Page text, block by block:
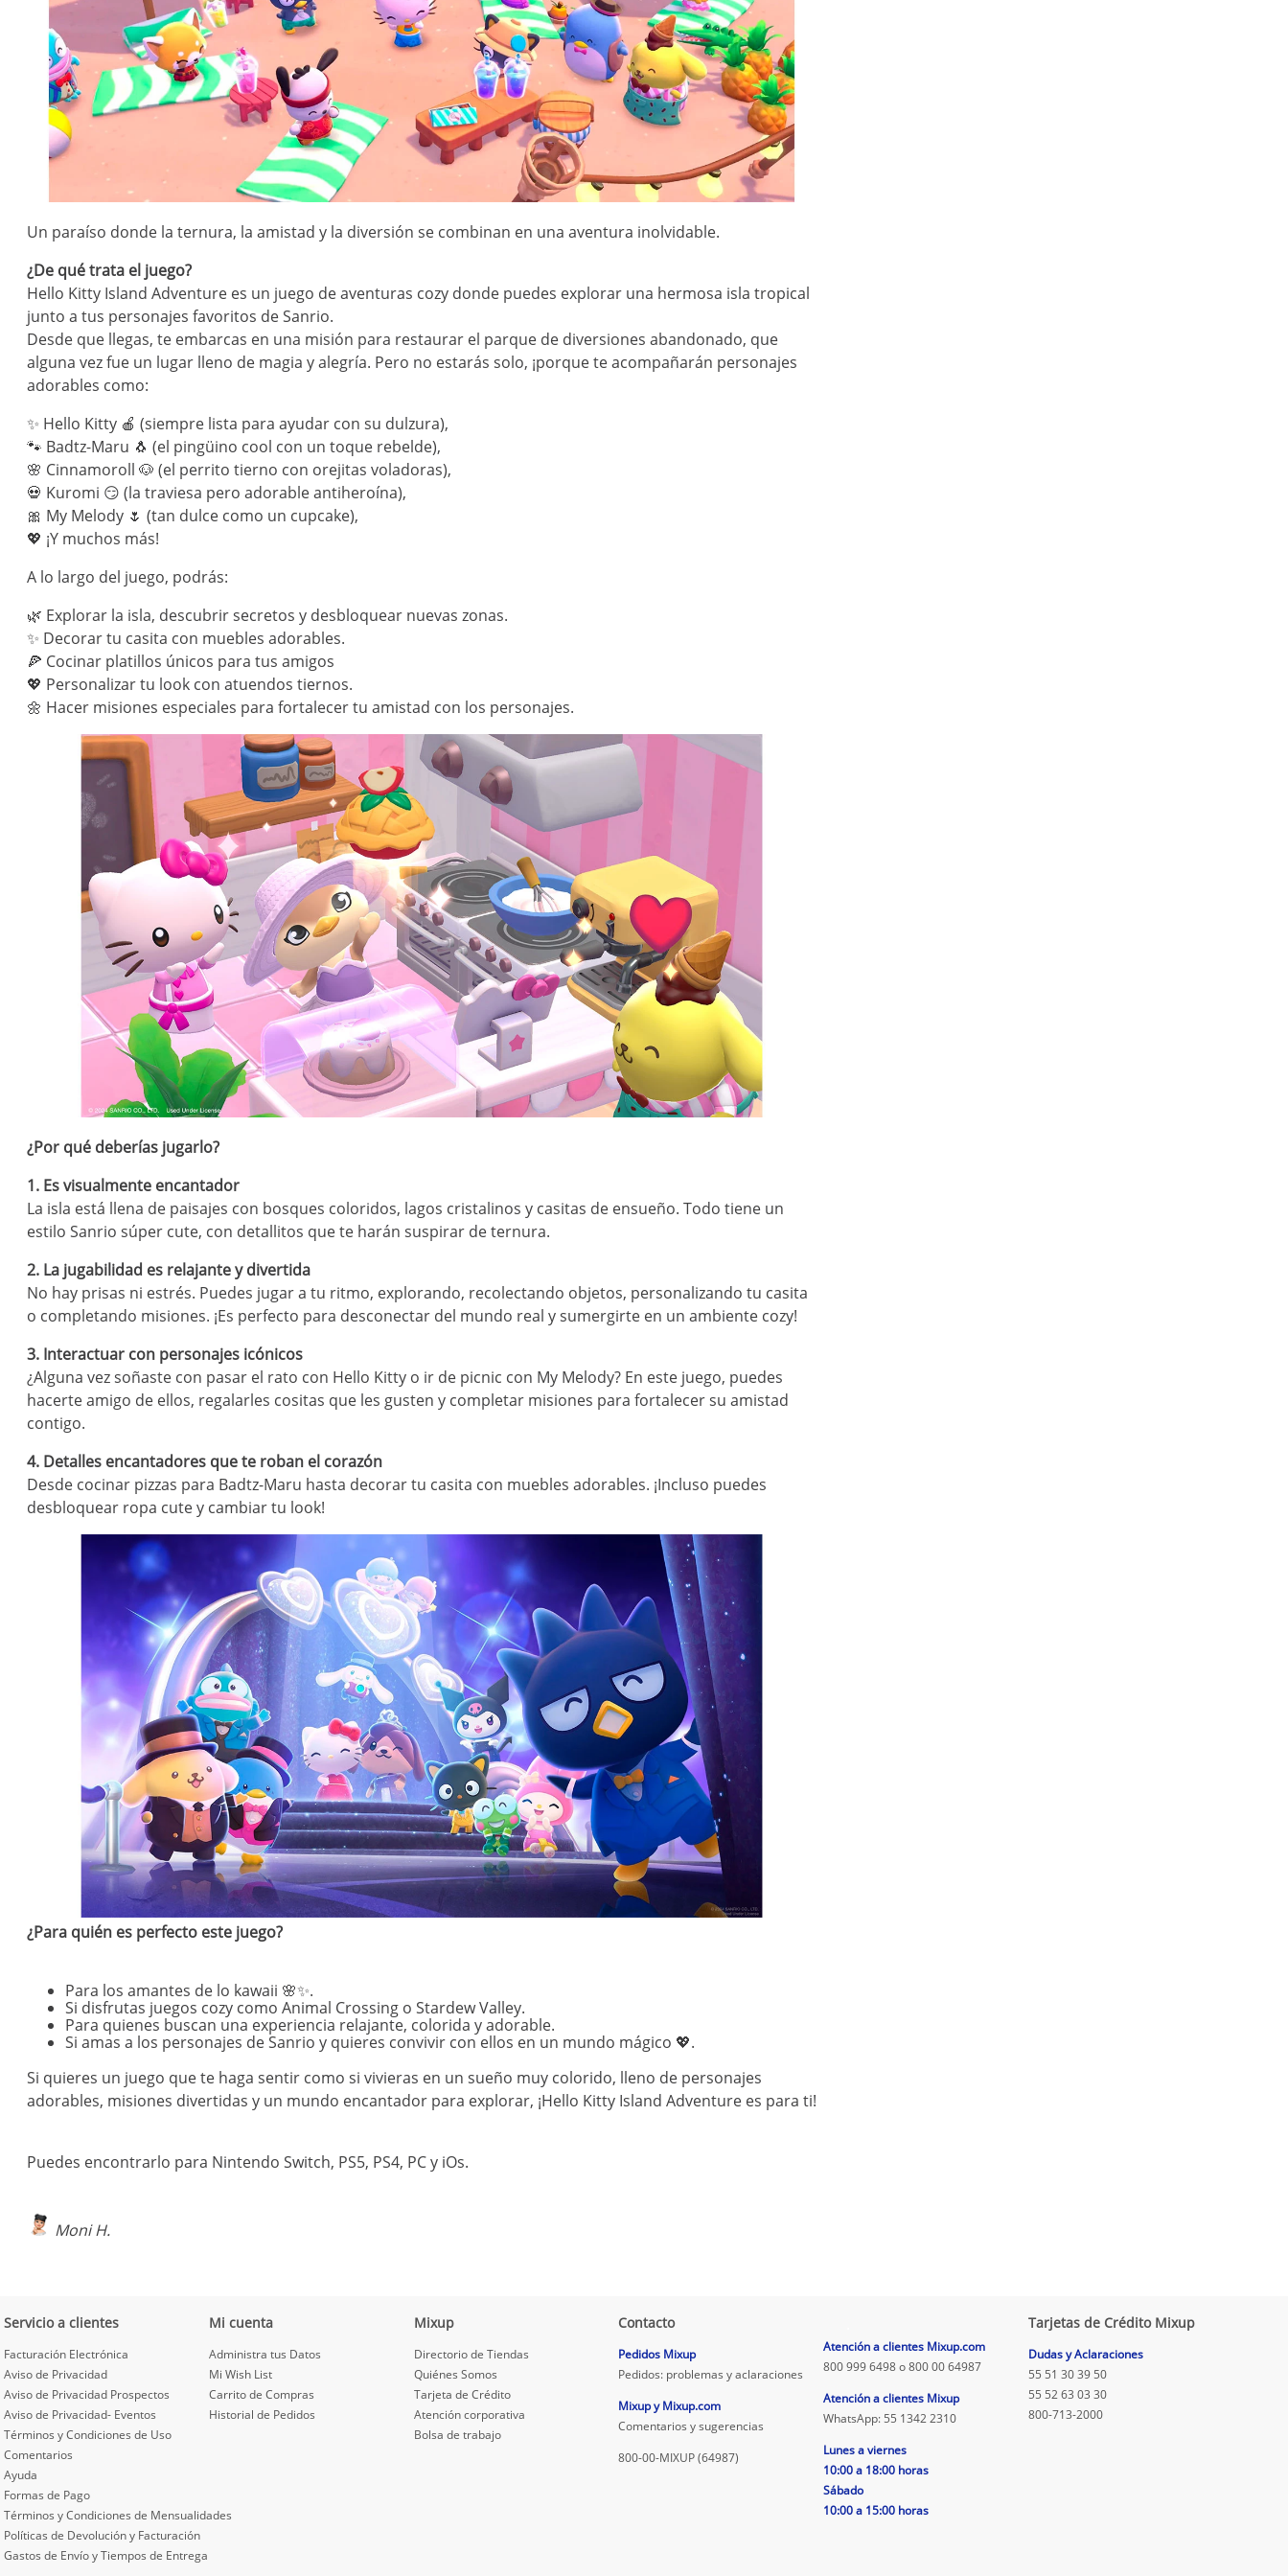
Un paraíso donde la ternura, la amistad y la diversión se combinan en una aventura inolvidable.
¿De qué trata el juego?
Hello Kitty Island Adventure es un juego de aventuras cozy donde puedes explorar una hermosa isla tropical
junto a tus personajes favoritos de Sanrio.
Desde que llegas, te embarcas en una misión para restaurar el parque de diversiones abandonado, que
alguna vez fue un lugar lleno de magia y alegría. Pero no estarás solo, ¡porque te acompañarán personajes
adorables como:
✨ Hello Kitty 🍎 (siempre lista para ayudar con su dulzura),
🐾 Badtz-Maru 🐧 (el pingüino cool con un toque rebelde),
🌸 Cinnamoroll 🐶 (el perrito tierno con orejitas voladoras),
💀 Kuromi 😏 (la traviesa pero adorable antiheroína),
🎀 My Melody 🌷 (tan dulce como un cupcake),
💖 ¡Y muchos más!
A lo largo del juego, podrás:
🌿 Explorar la isla, descubrir secretos y desbloquear nuevas zonas.
✨ Decorar tu casita con muebles adorables.
🍕 Cocinar platillos únicos para tus amigos
💖 Personalizar tu look con atuendos tiernos.
🌼 Hacer misiones especiales para fortalecer tu amistad con los personajes.
¿Por qué deberías jugarlo?
1. Es visualmente encantador
La isla está llena de paisajes con bosques coloridos, lagos cristalinos y casitas de ensueño. Todo tiene un
estilo Sanrio súper cute, con detallitos que te harán suspirar de ternura.
2. La jugabilidad es relajante y divertida
No hay prisas ni estrés. Puedes jugar a tu ritmo, explorando, recolectando objetos, personalizando tu casita
o completando misiones. ¡Es perfecto para desconectar del mundo real y sumergirte en un ambiente cozy!
3. Interactuar con personajes icónicos
¿Alguna vez soñaste con pasar el rato con Hello Kitty o ir de picnic con My Melody? En este juego, puedes
hacerte amigo de ellos, regalarles cositas que les gusten y completar misiones para fortalecer su amistad
contigo.
4. Detalles encantadores que te roban el corazón
Desde cocinar pizzas para Badtz-Maru hasta decorar tu casita con muebles adorables. ¡Incluso puedes
desbloquear ropa cute y cambiar tu look!
¿Para quién es perfecto este juego?
Para los amantes de lo kawaii 🌸✨.
Si disfrutas juegos cozy como Animal Crossing o Stardew Valley.
Para quienes buscan una experiencia relajante, colorida y adorable.
Si amas a los personajes de Sanrio y quieres convivir con ellos en un mundo mágico 💖.
Si quieres un juego que te haga sentir como si vivieras en un sueño muy colorido, lleno de personajes
adorables, misiones divertidas y un mundo encantador para explorar, ¡Hello Kitty Island Adventure es para ti!
Puedes encontrarlo para Nintendo Switch, PS5, PS4, PC y iOs.
Moni H.
Servicio a clientes
Facturación Electrónica
Aviso de Privacidad
Aviso de Privacidad Prospectos
Aviso de Privacidad- Eventos
Términos y Condiciones de Uso
Comentarios
Ayuda
Formas de Pago
Términos y Condiciones de Mensualidades
Políticas de Devolución y Facturación
Gastos de Envío y Tiempos de Entrega
Mi cuenta
Administra tus Datos
Mi Wish List
Carrito de Compras
Historial de Pedidos
Mixup
Directorio de Tiendas
Quiénes Somos
Tarjeta de Crédito
Atención corporativa
Bolsa de trabajo
Contacto
Pedidos Mixup
Pedidos: problemas y aclaraciones
Mixup y Mixup.com
Comentarios y sugerencias
800-00-MIXUP (64987)
Atención a clientes Mixup.com
800 999 6498 o 800 00 64987
Atención a clientes Mixup
WhatsApp: 55 1342 2310
Lunes a viernes
10:00 a 18:00 horas
Sábado
10:00 a 15:00 horas
Tarjetas de Crédito Mixup
Dudas y Aclaraciones
55 51 30 39 50
55 52 63 03 30
800-713-2000